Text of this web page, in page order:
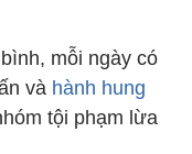
mỗi ngày có
và hành hung
tội phạm lừa